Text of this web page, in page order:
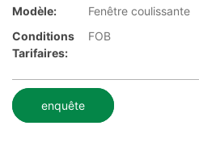
Modèle:
Fenêtre coulissante
Conditions
Tarifaires:
FOB
enquête